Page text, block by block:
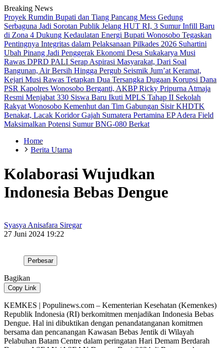
Breaking News
Proyek Rumdin Bupati dan Tiang Pancang Mess Gedung
Serbaguna Jadi Sorotan Publik Jelang HUT RI, 3 Sumur Infill Baru
di Zona 4 Dukung Kedaulatan Energi Bupati Wonosobo Tegaskan
Pentingnya Integritas dalam Pelaksanaan Pilkades 2026 Suhartini
Ubah Pinang Jadi Penggerak Ekonomi Desa Sukakarya Musi
Rawas DPRD PALI Serap Aspirasi Masyarakat, Dari Soal
Bangunan, Air Bersih Hingga Pergub Seismik Jum’at Keramat,
Kejari Musi Rawas Tetapkan Dua Tersangka Dugaan Korupsi Dana
PSR Kapolres Wonosobo Berganti, AKBP Ricky Pripurna Atmaja
Resmi Menjabat 330 Siswa Baru Ikuti MPLS Tahap II Sekolah
Rakyat Wonosobo Kemenhut dan Tim Gabungan Sisir KHDTK
Benakat, Lacak Koridor Gajah Sumatera Pertamina EP Adera Field
Maksimalkan Potensi Sumur BNG-080 Berkat
Home
Berita Utama
Kolaborasi Wujudkan
Indonesia Bebas Dengue
Syasya Anisafara Siregar
27 Juni 2024 19:22
Perbesar
Bagikan
Copy Link
KEMKES | Populinews.com – Kementerian Kesehatan (Kemenkes)
Republik Indonesia (RI) berkomitmen menjadikan Indonesia Bebas
Dengue. Hal ini dibuktikan dengan penandatanganan komitmen
bersama dan pencanangan Kawasan Bebas Jentik di Wilayah
Pelabuhan Batam Centre dalam peringatan Hari Demam Berdarah